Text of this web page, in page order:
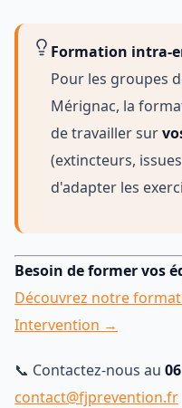
Formation intra-
Pour les groupes
Mérignac, la
de travailler sur
(extincteurs,
d'adapter les
Besoin de former vos
Découvrez notre
Intervention →
📞 Contactez-nous au
contact@fjprevention.fr